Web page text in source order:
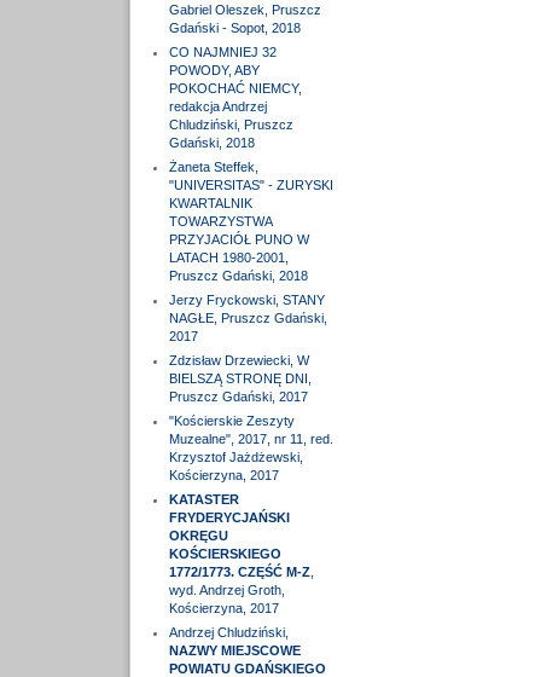
Gabriel Oleszek, Pruszcz
Gdański - Sopot, 2018
CO NAJMNIEJ 32
POWODY, ABY
POKOCHAĆ NIEMCY,
redakcja Andrzej
Chludziński, Pruszcz
Gdański, 2018
Żaneta Steffek,
"UNIVERSITAS" - ZURYSKI
KWARTALNIK
TOWARZYSTWA
PRZYJACIÓŁ PUNO W
LATACH 1980-2001,
Pruszcz Gdański, 2018
Jerzy Fryckowski, STANY
NAGŁE, Pruszcz Gdański,
2017
Zdzisław Drzewiecki, W
BIELSZĄ STRONĘ DNI,
Pruszcz Gdański, 2017
"Kościerskie Zeszyty
Muzealne", 2017, nr 11, red.
Krzysztof Jażdżewski,
Kościerzyna, 2017
KATASTER
FRYDERYCJAŃSKI
OKRĘGU
KOŚCIERSKIEGO
1772/1773. CZĘŚĆ M-Z,
wyd. Andrzej Groth,
Kościerzyna, 2017
Andrzej Chludziński,
NAZWY MIEJSCOWE
POWIATU GDAŃSKIEGO